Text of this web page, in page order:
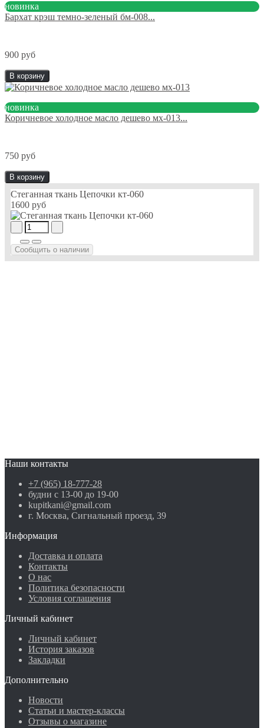
новинка
Бархат крэш темно-зеленый бм-008...
900 руб
В корзину
новинка
Коричневое холодное масло дешево мх-013...
750 руб
В корзину
Cтеганная ткань Цепочки кт-060
1600 руб
Сообщить о наличии
Наши контакты
+7 (965) 18-777-28
будни с 13-00 до 19-00
kupitkani@gmail.com
г. Москва, Сигнальный проезд, 39
Информация
Доставка и оплата
Контакты
О нас
Политика безопасности
Условия соглашения
Личный кабинет
Личный кабинет
История заказов
Закладки
Дополнительно
Новости
Статьи и мастер-классы
Отзывы о магазине